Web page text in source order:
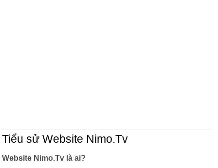
Tiểu sử Website Nimo.Tv
Website Nimo.Tv là ai?